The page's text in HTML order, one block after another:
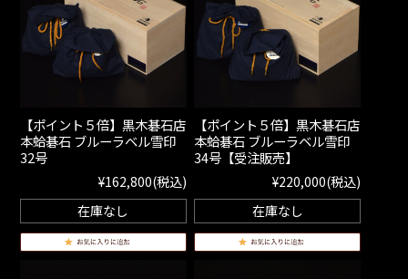
【ポイント５倍】黒木碁石店
本蛤碁石 ブルーラベル雪印
32号
¥162,800(税込)
在庫なし
【ポイント５倍】黒木碁石店
本蛤碁石 ブルーラベル雪印
34号【受注販売】
¥220,000(税込)
在庫なし